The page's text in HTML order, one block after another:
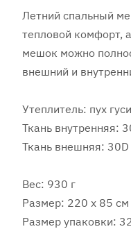
Летний спальный
тепловой комфорт,
мешок можно
внешний и
Утеплитель: пух
Ткань внутренняя:
Ткань внешняя:
Вес: 930 г
Размер: 220 х 85 см
Размер упаковки: